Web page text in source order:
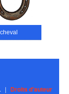
| Droits d'auteur